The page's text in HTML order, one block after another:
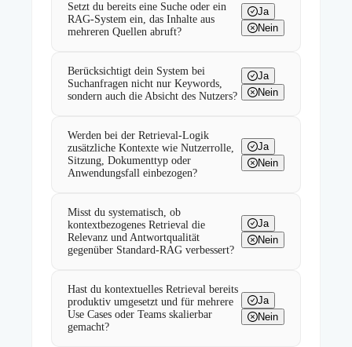
Setzt du bereits eine Suche oder ein
RAG-System ein, das Inhalte aus
mehreren Quellen abruft?
Ja
Nein
Berücksichtigt dein System bei
Suchanfragen nicht nur Keywords,
sondern auch die Absicht des Nutzers?
Ja
Nein
Werden bei der Retrieval-Logik
zusätzliche Kontexte wie Nutzerrolle,
Sitzung, Dokumenttyp oder
Anwendungsfall einbezogen?
Ja
Nein
Misst du systematisch, ob
kontextbezogenes Retrieval die
Relevanz und Antwortqualität
gegenüber Standard-RAG verbessert?
Ja
Nein
Hast du kontextuelles Retrieval bereits
produktiv umgesetzt und für mehrere
Use Cases oder Teams skalierbar
gemacht?
Ja
Nein